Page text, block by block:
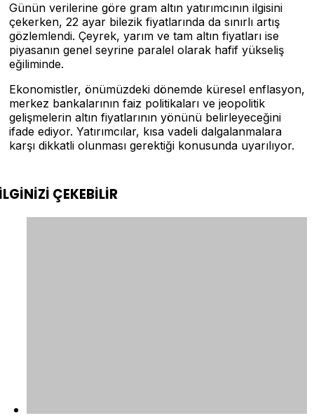
Günün verilerine göre gram altın yatırımcının ilgisini
çekerken, 22 ayar bilezik fiyatlarında da sınırlı artış
gözlemlendi. Çeyrek, yarım ve tam altın fiyatları ise
piyasanın genel seyrine paralel olarak hafif yükseliş
eğiliminde.
Ekonomistler, önümüzdeki dönemde küresel enflasyon,
merkez bankalarının faiz politikaları ve jeopolitik
gelişmelerin altın fiyatlarının yönünü belirleyeceğini
ifade ediyor. Yatırımcılar, kısa vadeli dalgalanmalara
karşı dikkatli olunması gerektiği konusunda uyarılıyor.
ÇEKEBİLİR